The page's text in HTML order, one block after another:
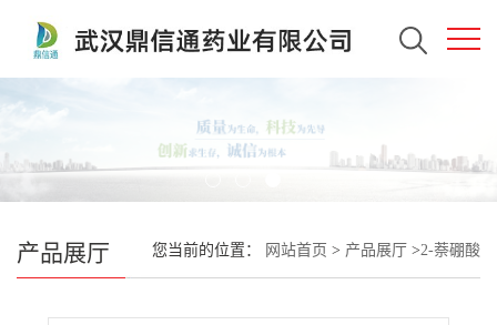
产品展厅 您当前的位置： 网站首页 > 产品展厅 >2-萘硼酸